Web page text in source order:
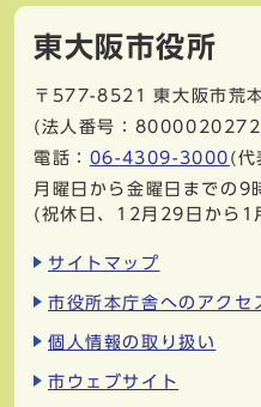
東大阪市役所
〒577-8521
東大阪市荒
(法人番号：
電話： 06-4309-3000 (代
月曜日から金曜日までの
(祝休日、12月29日から1
サイトマップ
市役所本庁舎へのアクセ
個人情報の取り扱い
市ウェブサイト